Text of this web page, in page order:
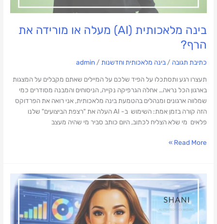
בינה מלאכותית (AI) מעלה או מורידה את
הרף?
כתיבת תגובה /בינה מלאכותית וחדשנות /
admin
תעצרו רגע ותסתכלו על הפיד שלכם על המיילים שאתם מקבלים על המצגות
בארגון הכל נראה… אחלה הגרפיקה נקייה, הניסוחים והמבנה מסודרים כמי
שמלווה ארגונים ומנהלים בהטמעת בינה מלאכותית, אני רואה את הפרדוקס
הזה קורה בזמן אמת: השימוש ב- AI העלה את "רצפת הביצועים" שלנו
פלאים מי שלא הצליח לכתוב, היום כותב סביר מי שהיה מעצב
Read More »
קונים
"פתרון"
רוב
הארגונים